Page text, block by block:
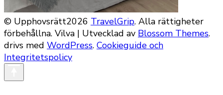
© Upphovsrätt2026 TravelGrip. Alla rättigheter
förbehållna. Vilva | Utvecklad av Blossom Themes.
drivs med WordPress. Cookieguide och
Integritetspolicy